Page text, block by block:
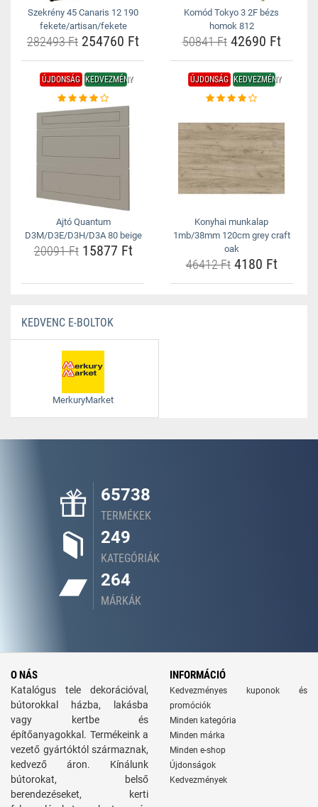
Szekrény 45 Canaris 12 190
fekete/artisan/fekete
282493 Ft 254760 Ft
Komód Tokyo 3 2F bézs
homok 812
50841 Ft42690 Ft
ÚJDONSÁG KEDVEZMÉNY
Ajtó Quantum
D3M/D3E/D3H/D3A 80 beige
20091 Ft15877 Ft
ÚJDONSÁG KEDVEZMÉNY
Konyhai munkalap
1mb/38mm 120cm grey craft
oak
46412 Ft4180 Ft
KEDVENC E-BOLTOK
MerkuryMarket
65738
TERMÉKEK
249
KATEGÓRIÁK
264
MÁRKÁK
O NÁS
Katalógus tele dekorációval,
bútorokkal házba, lakásba
vagy kertbe és
építőanyagokkal. Termékeink a
vezető gyártóktól származnak,
kedvező áron. Kínálunk
bútorokat, belső
berendezéseket, kerti
INFORMÁCIÓ
Kedvezményes kuponok és
promóciók
Minden kategória
Minden márka
Minden e-shop
Újdonságok
Kedvezmények